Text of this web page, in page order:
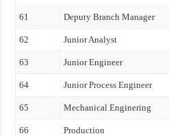
61 Deputy Branch Manager
62 Junior Analyst
63 Junior Engineer
64 Junior Process Engineer
65 Mechanical Enginering
66 Production